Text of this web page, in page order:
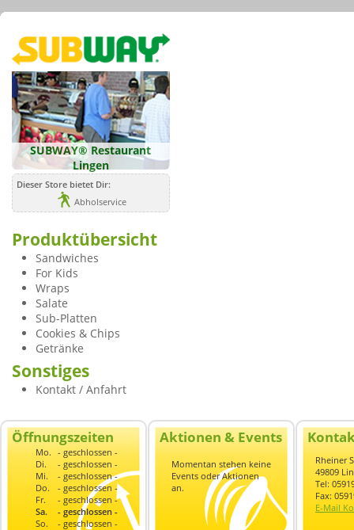
SUBWAY® Restaurant
Lingen
Dieser Store bietet Dir:
Abholservice
Produktübersicht
Sandwiches
For Kids
Wraps
Salate
Sub-Platten
Cookies & Chips
Getränke
Sonstiges
Kontakt / Anfahrt
Öffnungszeiten
Mo. - geschlossen -
Di.
- geschlossen -
Mi.
- geschlossen -
Do.
- geschlossen -
Fr.
- geschlossen -
Sa.
- geschlossen -
So.
- geschlossen -
Aktionen & Events
Momentan stehen keine
Events oder Aktionen
an.
Rheiner
49809
Tel:
Fax:
E-Mail